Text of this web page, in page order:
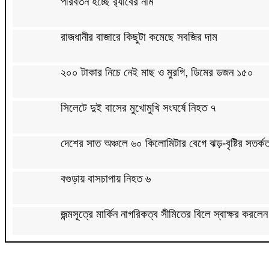
রাজধানীর বাজারে কিছুটা কমেছে সবজির দাম
২০০ টাকার নিচে নেই মাছ ও মুরগি, ডিমের ডজন ১৫০
সিলেটে দুই বাসের মুখোমুখি সংঘর্ষে নিহত ৭
দেশের সাত অঞ্চলে ৬০ কিলোমিটার বেগে ঝড়-বৃষ্টির
বগুড়ায় বাসচাপায় নিহত ৬
জন্মসূত্রে মার্কিন নাগরিকত্ব সীমিতের বিলে স্বাক্ষর